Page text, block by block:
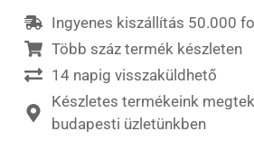
Ingyenes kiszállítás 50.000
Több száz termék készleten
14 napig visszaküldhető
Készletes termékeink
budapesti üzletünkben